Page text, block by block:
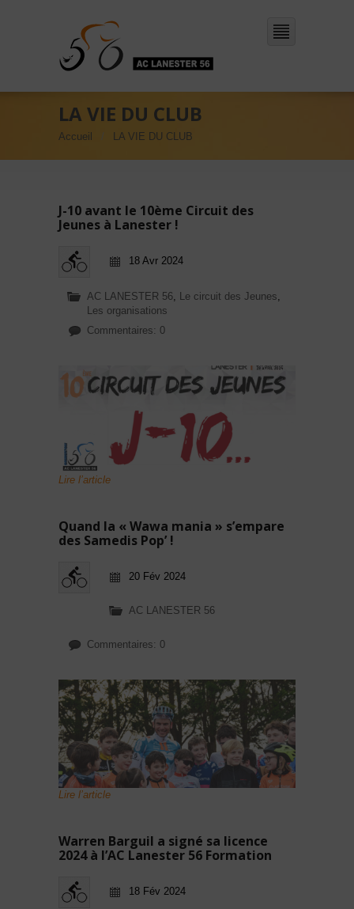
LA VIE DU CLUB
Accueil LA VIE DU CLUB
J-10 avant le 10ème Circuit des
Jeunes à Lanester !
18 Avr 2024
AC LANESTER 56, Le circuit des Jeunes,
Les organisations
Commentaires: 0
Lire l’article
Quand la « Wawa mania » s’empare
des Samedis Pop’ !
20 Fév 2024
AC LANESTER 56
Commentaires: 0
Lire l’article
Warren Barguil a signé sa licence
2024 à l’AC Lanester 56 Formation
18 Fév 2024